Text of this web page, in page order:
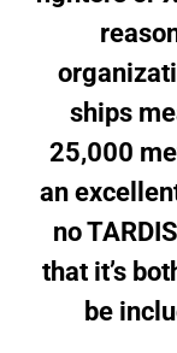
ships
25,000
an
no
that it’s
be